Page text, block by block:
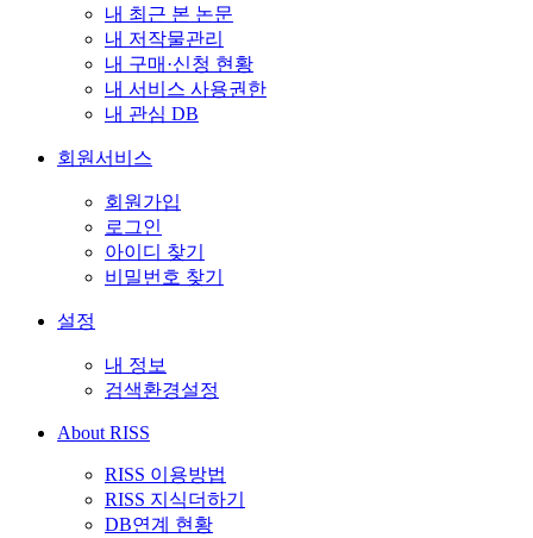
내 최근 본 논문
내 저작물관리
내 구매·신청 현황
내 서비스 사용권한
내 관심 DB
회원서비스
회원가입
로그인
아이디 찾기
비밀번호 찾기
설정
내 정보
검색환경설정
About RISS
RISS 이용방법
RISS 지식더하기
DB연계 현황